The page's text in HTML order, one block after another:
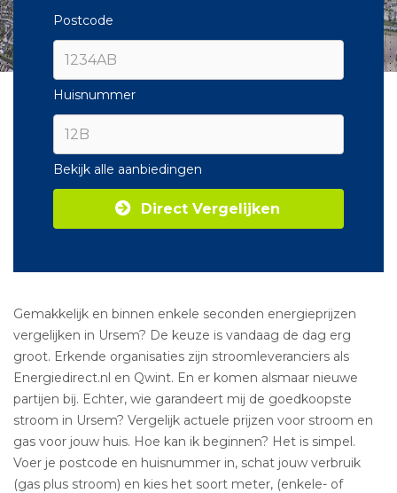
Postcode
Huisnummer
Bekijk alle aanbiedingen
Direct Vergelijken
Gemakkelijk en binnen enkele seconden energieprijzen
vergelijken in Ursem? De keuze is vandaag de dag erg
groot. Erkende organisaties zijn stroomleveranciers als
Energiedirect.nl en Qwint. En er komen alsmaar nieuwe
partijen bij. Echter, wie garandeert mij de goedkoopste
stroom in Ursem? Vergelijk actuele prijzen voor stroom en
gas voor jouw huis. Hoe kan ik beginnen? Het is simpel.
Voer je postcode en huisnummer in, schat jouw verbruik
(gas plus stroom) en kies het soort meter, (enkele- of